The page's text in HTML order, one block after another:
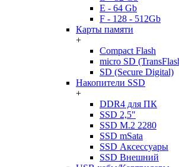
E - 64 Gb
F - 128 - 512Gb
Карты памяти
+
Compact Flash
micro SD
SD (Secure Digital)
Накопители SSD
+
DDR4 для ПК
SSD 2,5"
SSD M.2 2280
SSD mSata
SSD Аксессуары
SSD Внешний